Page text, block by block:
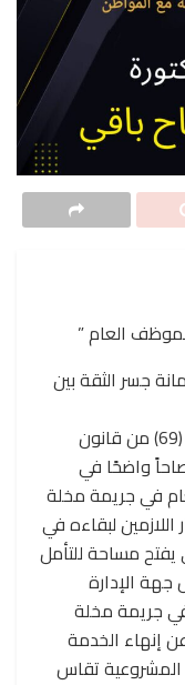
العام ”
جسر الثقة بين
أفصح المشرع المصري في نص المادة (69) من قانون
رقم 81 لسنة 2016 إفصاحاً واضحًا في
في جريمة مخلة
اللازمين لبقاءه في
يفتح مساحة للتأمل
الإدارة
في جريمة مخلة
إنهاء الخدمة
تقاس